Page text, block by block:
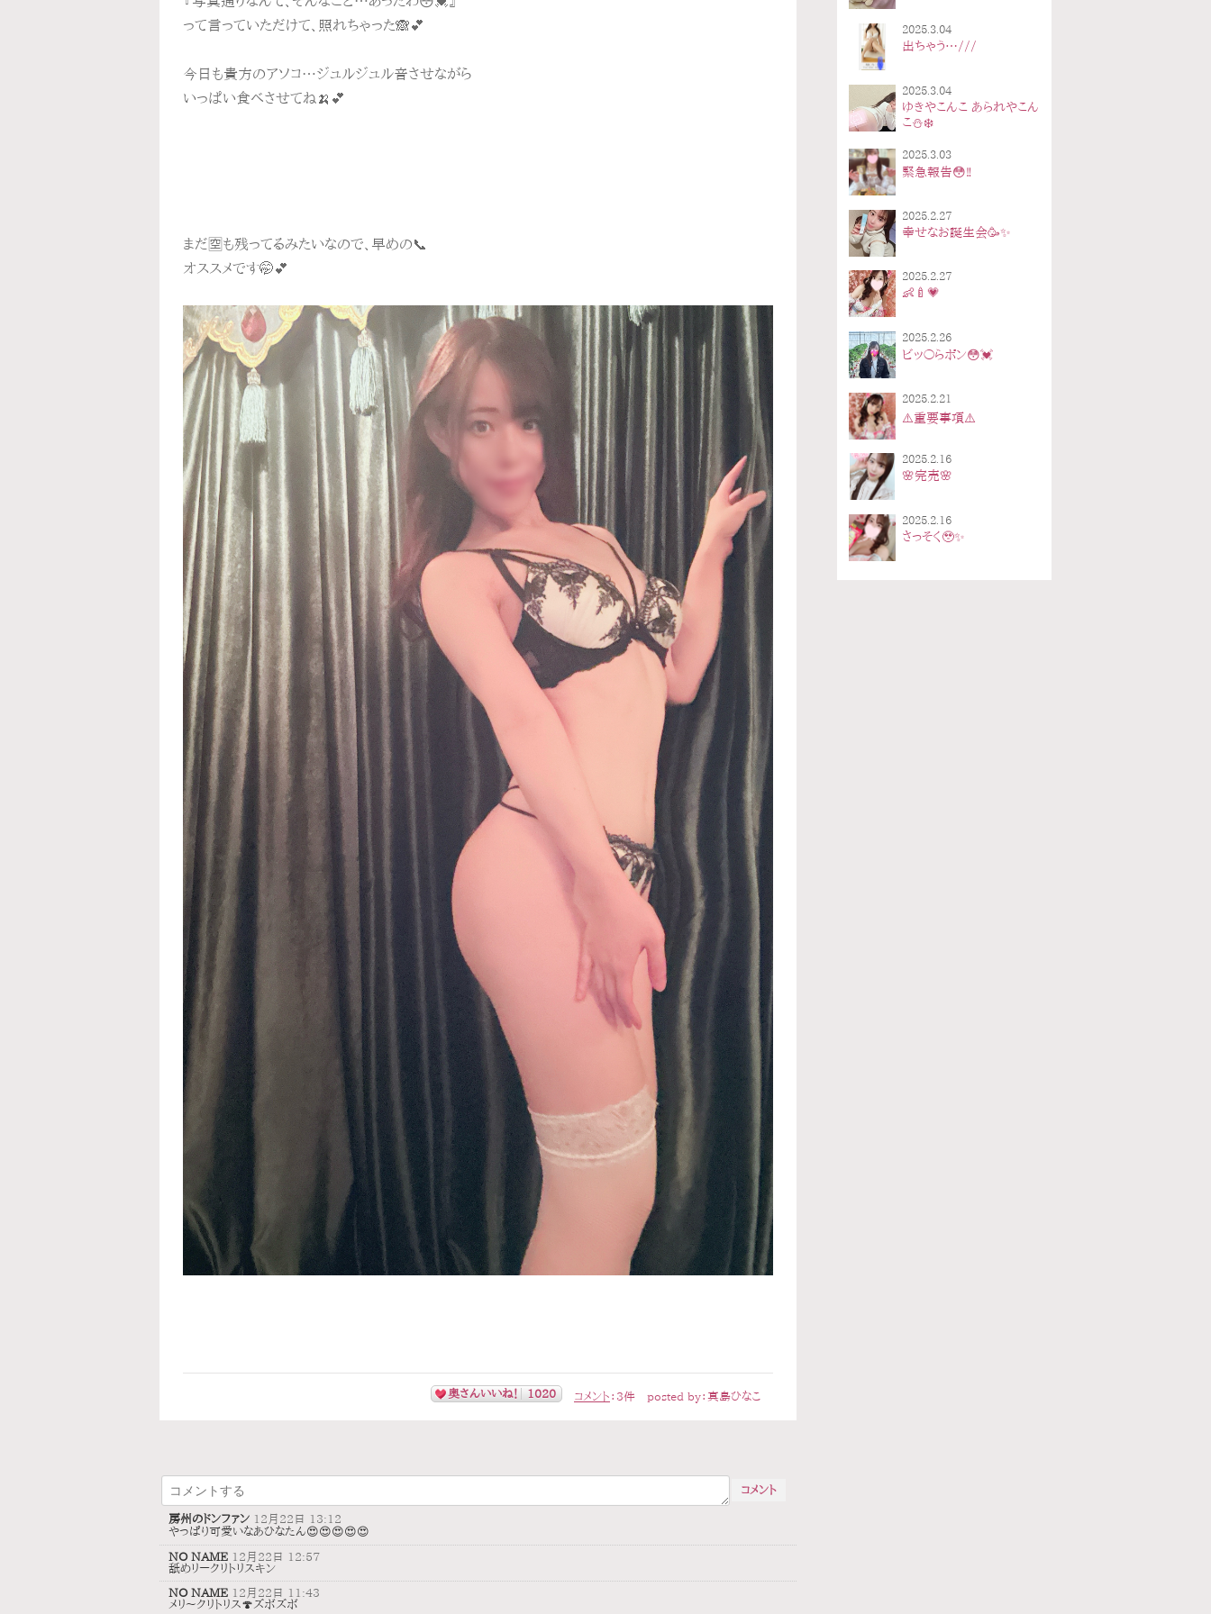
って言っていただけて、照れちゃった🙈💕
今日も貴方のアソコ…ジュルジュル音させながら
いっぱい食べさせてね🍌💕
まだ🈳も残ってるみたいなので、早めの📞
オススメです🤭💕
posted by： 真島ひなこ
コメント ： 3件
奥さんいいね！ 1020
房州のドンファン 12月22日 13:12
やっぱり可愛いなあひなたん😍😍😍😍😍
NO NAME 12月22日 12:57
舐めリークリトリスキン
NO NAME 12月22日 11:43
メリ〜クリトリス🍄ズボズボ
2025.3.04
出ちゃう…///
2025.3.04
ゆきやこんこ あられやこん
こ⛄️❄️
2025.3.03
緊急報告😳‼️
2025.2.27
幸せなお誕生会🥳✨️
2025.2.27
👶🍼💗
2025.2.26
ビッ〇らポン😳💓
2025.2.21
⚠️重要事項⚠️
2025.2.16
🌸完売🌸
2025.2.16
さっそく🥹✨️